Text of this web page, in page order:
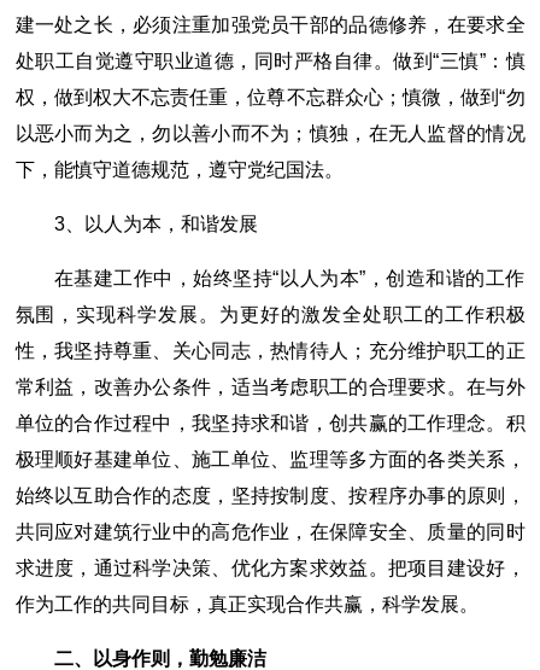
建一处之长，必须注重加强党员干部的品德修养，在要求全
处职工自觉遵守职业道德，同时严格自律。做到“三慎”：慎
权，做到权大不忘责任重，位尊不忘群众心；慎微，做到“勿
以恶小而为之，勿以善小而不为；慎独，在无人监督的情况
下，能慎守道德规范，遵守党纪国法。
3、以人为本，和谐发展
在基建工作中，始终坚持“以人为本”，创造和谐的工作
氛围，实现科学发展。为更好的激发全处职工的工作积极
性，我坚持尊重、关心同志，热情待人；充分维护职工的正
常利益，改善办公条件，适当考虑职工的合理要求。在与外
单位的合作过程中，我坚持求和谐，创共赢的工作理念。积
极理顺好基建单位、施工单位、监理等多方面的各类关系，
始终以互助合作的态度，坚持按制度、按程序办事的原则，
共同应对建筑行业中的高危作业，在保障安全、质量的同时
求进度，通过科学决策、优化方案求效益。把项目建设好，
作为工作的共同目标，真正实现合作共赢，科学发展。
二、以身作则，勤勉廉洁